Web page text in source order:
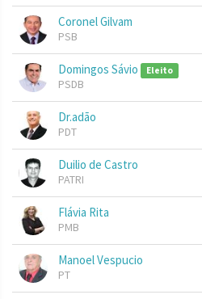
Coronel Gilvam
PSB
Domingos Sávio Eleito
PSDB
Dr.adão
PDT
Duilio de Castro
PATRI
Flávia Rita
PMB
Manoel Vespucio
PT